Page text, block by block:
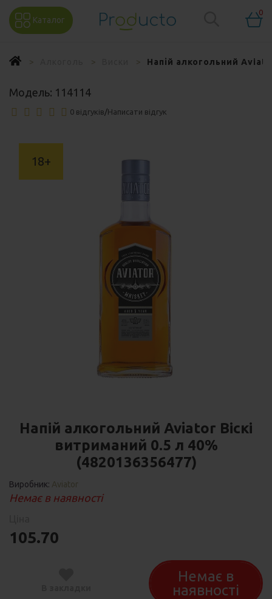
Каталог
0
Напій алкогольний
Модель: 114114
0 відгуків/Написати відгук
18+
Напій алкогольний Aviator Віскі
витриманий 0.5 л 40%
(4820136356477)
Виробник: Aviator
Немає в наявності
105.70
Немає в
наявності